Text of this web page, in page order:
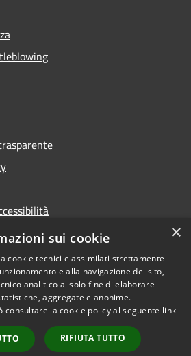
Copyright © 2026 • Comune di
Chieri • Powered by
Municipium•
Accesso
redazione
×
sui cookie
cookie tecnici e assimilati strettamente
e alla navigazione del sito,
analitico al solo fine di elaborare
aggregate e anonime.
consultare la cookie policy al seguente link
RIFIUTA TUTTO